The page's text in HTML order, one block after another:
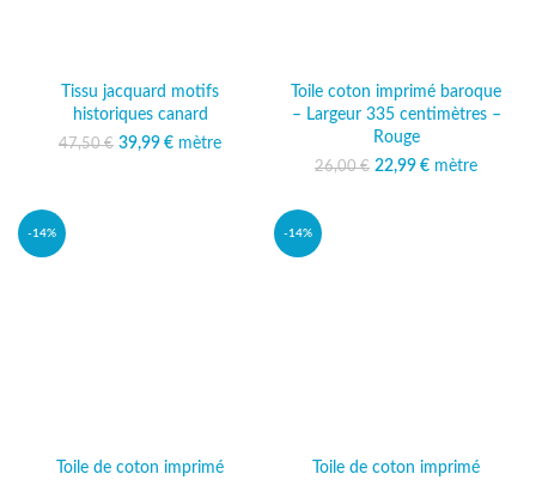
Tissu jacquard motifs
historiques canard
47,50€ Le prix initial était :
39,99 €
Le prix
mètre
Toile coton imprimé baroque
– Largeur 335 centimètres –
Rouge
26,00€ Le prix initial était :
22,99 €
Le prix
mètre
-14%
Toile de coton imprimé
-14%
Toile de coton imprimé